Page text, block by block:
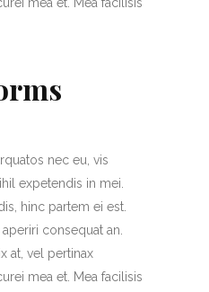
nec eu, vis
expetendis in mei.
hinc partem ei est.
consequat an.
at, vel pertinax
mea et. Mea facilisis